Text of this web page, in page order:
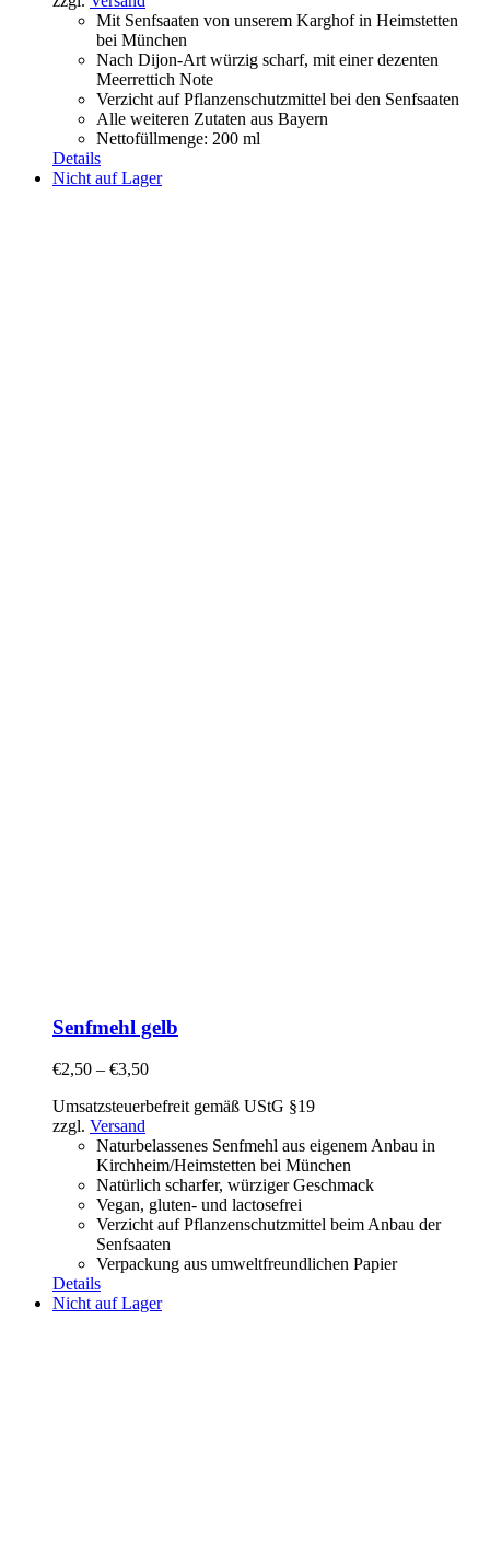
Mit Senfsaaten von unserem Karghof in Heimstetten
bei München
Nach Dijon-Art würzig scharf, mit einer dezenten
Meerrettich Note
Verzicht auf Pflanzenschutzmittel bei den Senfsaaten
Alle weiteren Zutaten aus Bayern
Nettofüllmenge: 200 ml
Details
Nicht auf Lager
Senfmehl gelb
€2,50 – €3,50
Umsatzsteuerbefreit gemäß UStG §19
zzgl. Versand
Naturbelassenes Senfmehl aus eigenem Anbau in
Kirchheim/Heimstetten bei München
Natürlich scharfer, würziger Geschmack
Vegan, gluten- und lactosefrei
Verzicht auf Pflanzenschutzmittel beim Anbau der
Senfsaaten
Verpackung aus umweltfreundlichen Papier
Details
Nicht auf Lager